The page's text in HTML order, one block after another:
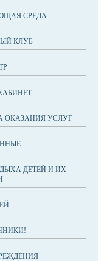
СРЕДА
КЛУБ
ОКАЗАНИЯ УСЛУГ
ДЕТЕЙ И ИХ